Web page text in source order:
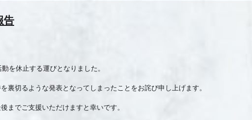
告
を休止する運びとなりました。
裏切るような発表となってしまったことをお詫び申し上げます。
までご支援いただけますと幸いです。